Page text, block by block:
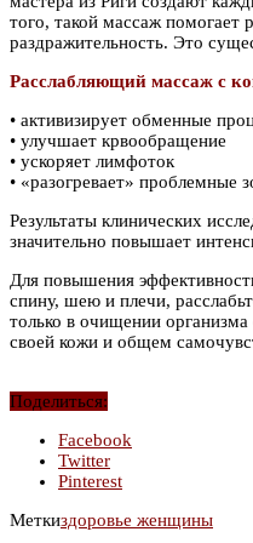
того, такой массаж помогает
раздражительность. Это
Расслабляющий массаж с
• активизирует обменные
• улучшает крвообращение
• ускоряет лимфоток
• «разогревает» проблемные
Результаты клинических
значительно повышает
Для повышения
спину, шею и плечи,
только в очищении
своей кожи и общем
Поделиться:
Facebook
Twitter
Pinterest
Меткиздоровье женщины